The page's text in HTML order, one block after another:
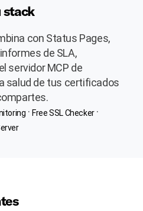
stack
con Status Pages,
de SLA,
servidor MCP de
salud de tus certificados
·Free SSL Checker·